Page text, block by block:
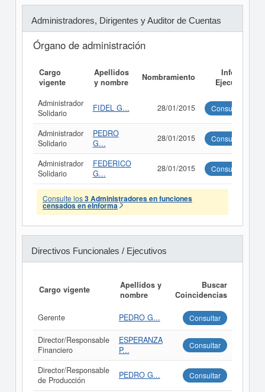
Administradores, Dirigentes y Auditor de Cuentas
Órgano de administración
Cargo
vigente
Apellidos
y nombre
Nombramiento
Informe
Ejecutivo
Administrador
Solidario
FIDEL G... 28/01/2015 Consultar
Administrador
Solidario
PEDRO
G...
28/01/2015 Consultar
Administrador
Solidario
FEDERICO
G...
28/01/2015 Consultar
Consulte los3 Administradores en funciones
censados en eInforma
Directivos Funcionales / Ejecutivos
Cargo vigente
Apellidos y
nombre
Buscar
Coincidencias
Gerente PEDRO G... Consultar
Director/Responsable
Financiero
ESPERANZA
P...
Consultar
Director/Responsable
de Producción
PEDRO G... Consultar